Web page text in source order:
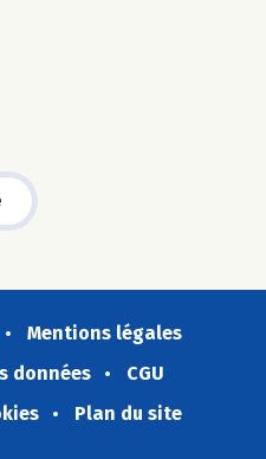
Mentions légales
données
CGU
Plan du site